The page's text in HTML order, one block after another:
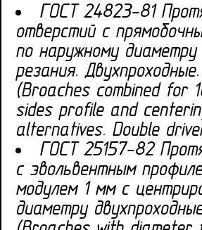
ГОСТ 24823-81
отверстий с
по наружному диаметру
резания.
(Broaches combined
sides profile and
alternatives. Double
ГОСТ 25157-82
с эвольвентным
модулем 1 мм с
диаметру